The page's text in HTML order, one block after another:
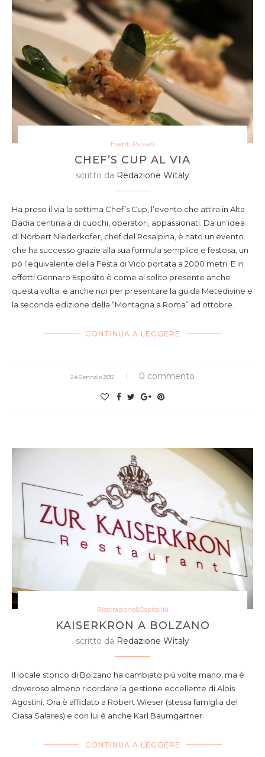
Eventi Passati
CHEF’S CUP AL VIA
scritto da Redazione Witaly
Ha preso il via la settima Chef’s Cup, l’evento che attira in Alta
Badia centinaia di cuochi, operatori, appassionati. Da un’idea
di Norbert Niederkofer, chef del Rosalpina, è nato un evento
che ha successo grazie alla sua formula semplice e festosa, un
pò l’equivalente della Festa di Vico portata a 2000 metri. E in
effetti Gennaro Esposito è come al solito presente anche
questa volta. e anche noi per presentare la guida Metedivine e
la seconda edizione della “Montagna a Roma” ad ottobre.
CONTINUA A LEGGERE
24 Gennaio 2012 0 commento
Ristorazione&Ospitalità
KAISERKRON A BOLZANO
scritto da Redazione Witaly
Il locale storico di Bolzano ha cambiato più volte mano, ma è
doveroso almeno ricordare la gestione eccellente di Alois
Agostini. Ora è affidato a Robert Wieser (stessa famiglia del
Ciasa Salares) e con lui è anche Karl Baumgartner.
CONTINUA A LEGGERE